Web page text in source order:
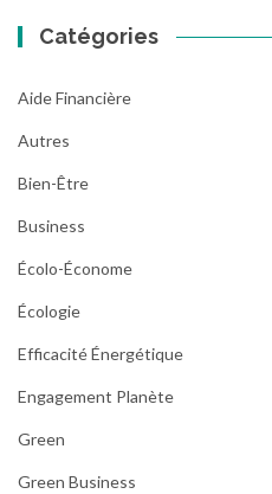
Catégories
Aide Financière
Autres
Bien-Être
Business
Écolo-Économe
Écologie
Efficacité Énergétique
Engagement Planète
Green
Green Business